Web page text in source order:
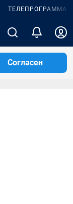
ТЕЛЕПРОГРАММА
Согласен